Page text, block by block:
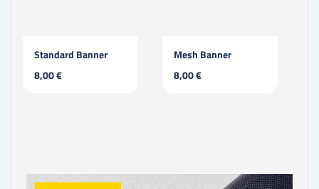
Standard Banner
8,00 €
Mesh Banner
8,00 €